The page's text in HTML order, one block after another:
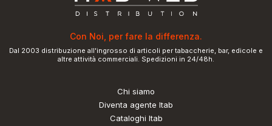
Con Noi, per fare la differenza.
Dal 2003 distribuzione all'ingrosso di articoli per tabaccherie, bar, edicole e
altre attività commerciali. Spedizioni in 24/48h.
Chi siamo
Diventa agente Itab
Cataloghi Itab